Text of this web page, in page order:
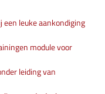
een leuke aankondiging
module voor
leiding van